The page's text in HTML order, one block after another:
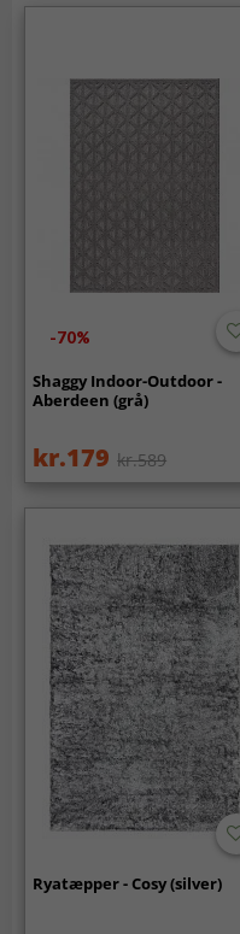
-70%
Shaggy Indoor-Outdoor -
Aberdeen (grå)
kr.179 kr.589
Ryatæpper - Cosy (silver)